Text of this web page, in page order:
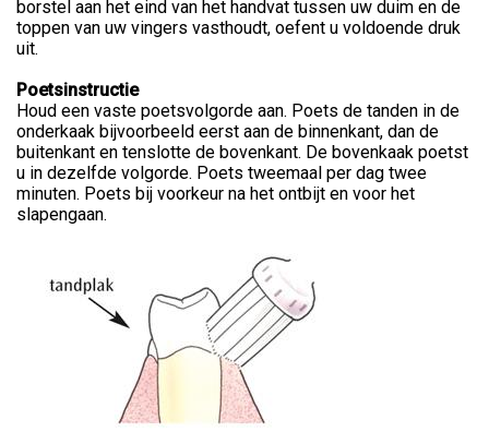
borstel aan het eind van het handvat tussen uw duim en de
toppen van uw vingers vasthoudt, oefent u voldoende druk
uit.
Poetsinstructie
Houd een vaste poetsvolgorde aan. Poets de tanden in de
onderkaak bijvoorbeeld eerst aan de binnenkant, dan de
buitenkant en tenslotte de bovenkant. De bovenkaak poetst
u in dezelfde volgorde. Poets tweemaal per dag twee
minuten. Poets bij voorkeur na het ontbijt en voor het
slapengaan.